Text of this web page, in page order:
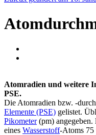
Atomradien und weitere
PSE.
Die Atomradien bzw. -
Elemente (PSE) gelistet.
Pikometer(pm) angegeben.
eines Wasserstoff-Atoms 75